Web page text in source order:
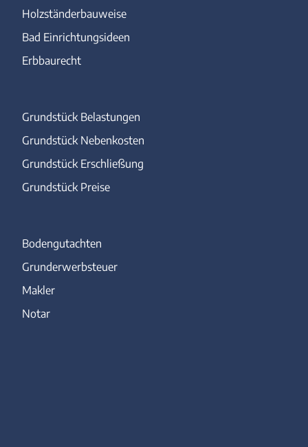
Holzständerbauweise
Bad Einrichtungsideen
Erbbaurecht
Grundstück Belastungen
Grundstück Nebenkosten
Grundstück Erschließung
Grundstück Preise
Bodengutachten
Grunderwerbsteuer
Makler
Notar